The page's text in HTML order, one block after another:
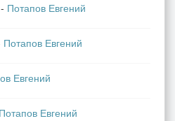
не реви!
реви!
- Потапов Евгений
Потапов Евгений
Евгений
Потапов Евгений